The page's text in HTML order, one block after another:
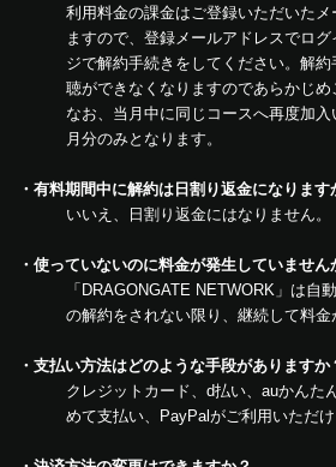
利用料金の課金はご登録いただいた
ますので、登録メールアドレスでロ
ジで解約手続きをしてください。解
聴ができなくなりますのであらかじめ
なお、当月中に同じコースへ再度加
月分のみとなります。
・有料期間中に解約は日割り返金になります
いいえ、日割り返金にはなりません。
・使っていないのに料金が発生していません
「DRAGONGATE NETWORK」は自
の解約をされない限り、継続して料金
・支払い方法はどのような手段がありますか
クレジットカード、d払い、auかんた
めて支払い、PayPalがご利用いただけ